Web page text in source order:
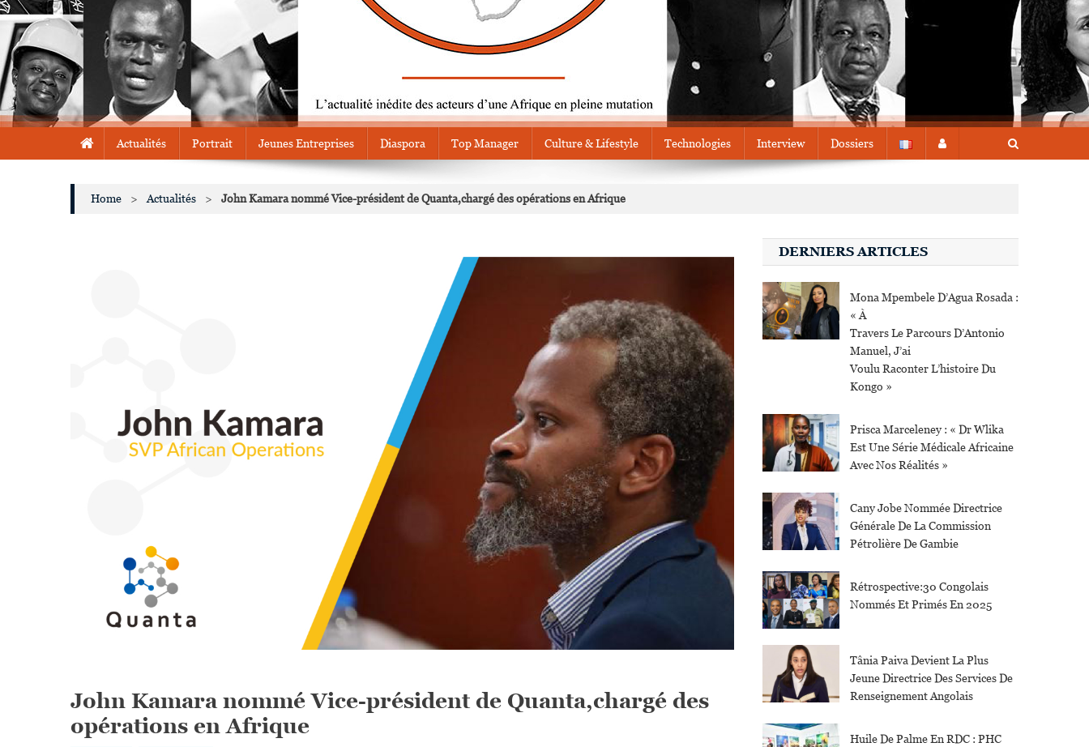
Actualités Portrait Jeunes Entreprises Diaspora Top Manager Culture & Lifestyle Technologies Interview Dossiers
Home > Actualités > John Kamara nommé Vice-président de Quanta,chargé des opérations en Afrique
John Kamara nommé Vice-président de Quanta,chargé des
opérations en Afrique
DERNIERS ARTICLES
Mona Mpembele D’Agua Rosada :
« À
Travers Le Parcours D’Antonio
Manuel, J’ai
Voulu Raconter L’histoire Du
Kongo »
Prisca Marceleney : « Dr Wlika
Est Une Série Médicale Africaine
Avec Nos Réalités »
Cany Jobe Nommée Directrice
Générale De La Commission
Pétrolière De Gambie
Rétrospective:30 Congolais
Nommés Et Primés En 2025
Tânia Paiva Devient La Plus
Jeune Directrice Des Services De
Renseignement Angolais
Huile De Palme En RDC : PHC